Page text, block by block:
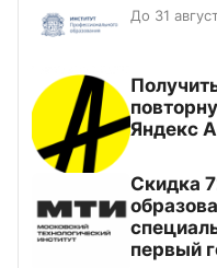
До 31
Яндекс
Скидка
первый